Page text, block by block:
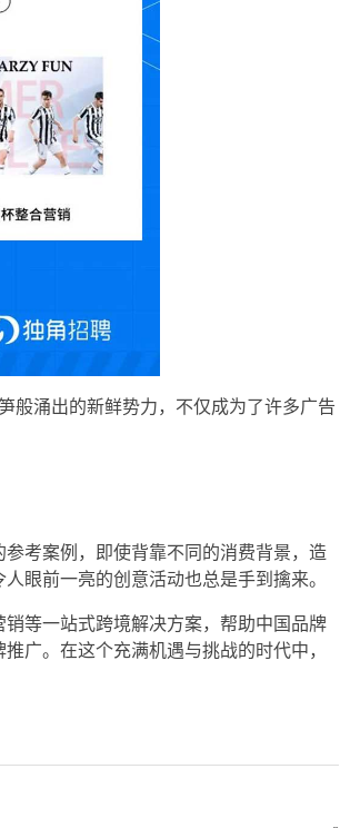
般涌出的新鲜势力，不仅成为了许多广告
考案例，即使背靠不同的消费背景，造
眼前一亮的创意活动也总是手到擒来。
等一站式跨境解决方案，帮助中国品牌
广。在这个充满机遇与挑战的时代中，